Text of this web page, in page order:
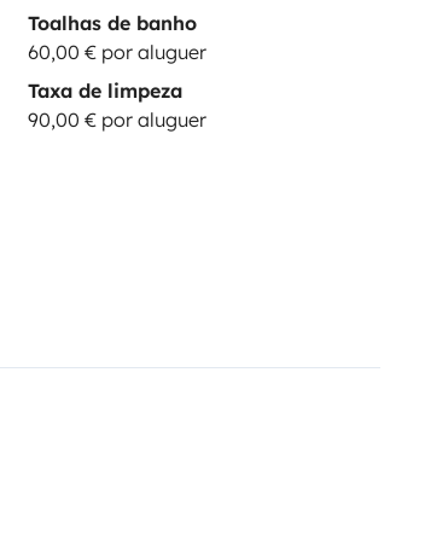
Toalhas de banho
60,00 € por aluguer
Taxa de limpeza
90,00 € por aluguer